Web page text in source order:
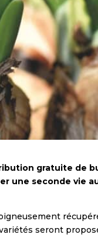
gratuite de
une seconde vie
seront